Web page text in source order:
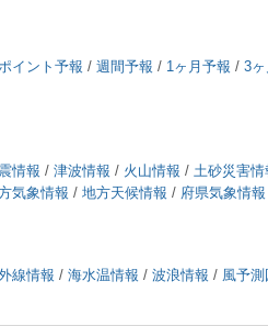
イント予報 / 週間予報 / 1ヶ月予報 / 3
情報 / 津波情報 / 火山情報 / 土砂災害情
気象情報 / 地方天候情報 / 府県気象情報
線情報 / 海水温情報 / 波浪情報 / 風予測